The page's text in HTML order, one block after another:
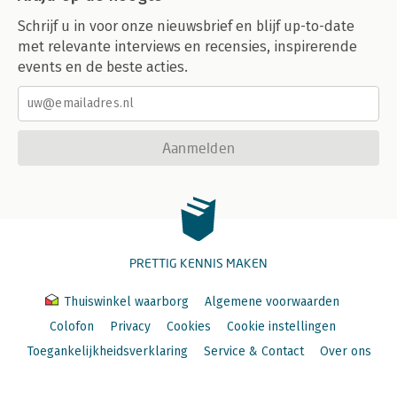
Schrijf u in voor onze nieuwsbrief en blijf up-to-date
met relevante interviews en recensies, inspirerende
events en de beste acties.
Aanmelden
PRETTIG KENNIS MAKEN
Thuiswinkel waarborg
Algemene voorwaarden
Colofon
Privacy Cookies
Cookie instellingen
Toegankelijkheidsverklaring
Service & Contact Over ons